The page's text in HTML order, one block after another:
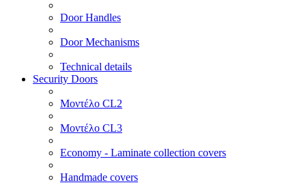
Door Handles
Door Mechanisms
Technical details
Security Doors
Μοντέλο CL2
Μοντέλο CL3
Economy - Laminate collection covers
Handmade covers